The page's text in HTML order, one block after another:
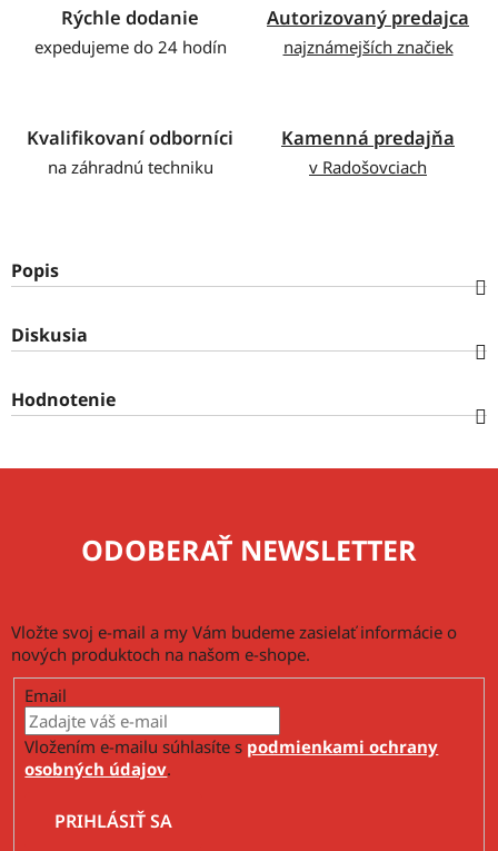
Rýchle dodanie
expedujeme do 24 hodín
Autorizovaný predajca
najznámejších značiek
Kvalifikovaní odborníci
na záhradnú techniku
Kamenná predajňa
v Radošovciach
Popis
Diskusia
Hodnotenie
ODOBERAŤ NEWSLETTER
Vložte svoj e-mail a my Vám budeme zasielať informácie o
nových produktoch na našom e-shope.
Email
Vložením e-mailu súhlasíte s podmienkami ochrany
osobných údajov.
PRIHLÁSIŤ SA